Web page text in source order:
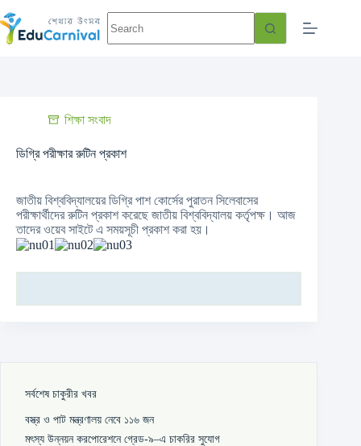
শিক্ষা সংবাদ
ডিগ্রি পরীক্ষার রুটিন প্রকাশ
জাতীয় বিশ্ববিদ্যালয়ের ডিগ্রি পাশ কোর্সের পুরাতন সিলেবাসের
পরীক্ষার্থীদের রুটিন প্রকাশ করেছে জাতীয় বিশ্ববিদ্যালয় কর্তৃপক্ষ। আজ
তাদের ওয়েব সাইটে এ সময়সূচী প্রকাশ করা হয়।
সর্বশেষ চাকুরীর খবর
বস্ত্র ও পাট মন্ত্রণালয় নেবে ১১৬ জন
মৎস্য উন্নয়ন করপোরেশনে গ্রেড-৯–এ চাকরির সুযোগ